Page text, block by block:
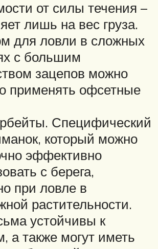
от силы течения –
лишь на вес груза.
для ловли в сложных
с большим
зацепов можно
применять офсетные
Специфический
который можно
эффективно
с берега,
при ловле в
растительности.
устойчивы к
а также могут иметь